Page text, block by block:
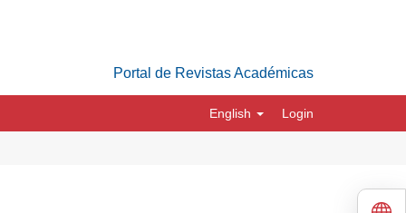
Portal de Revistas Académicas
English Login